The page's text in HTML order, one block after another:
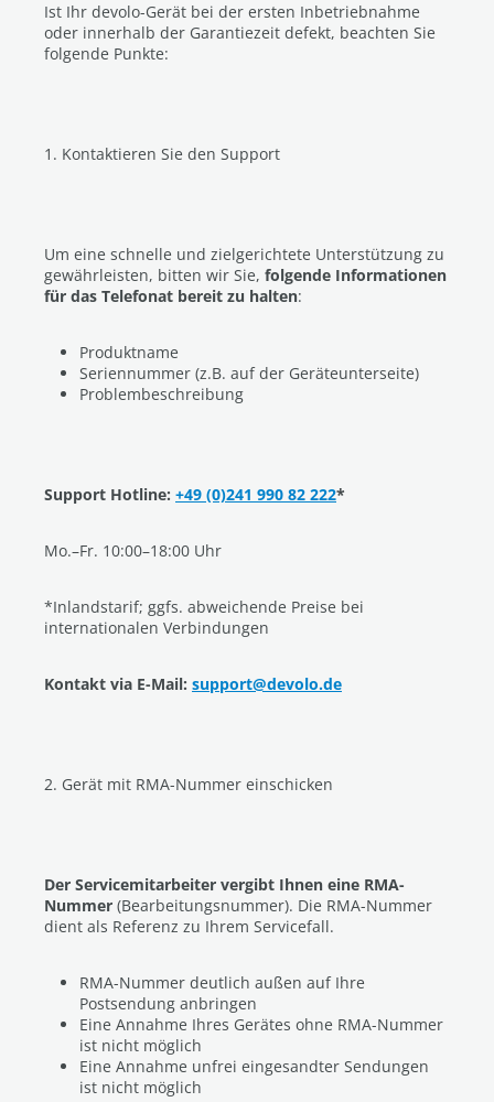
Ist Ihr devolo-Gerät bei der ersten Inbetriebnahme
oder innerhalb der Garantiezeit defekt, beachten Sie
folgende Punkte:
1. Kontaktieren Sie den Support
Um eine schnelle und zielgerichtete Unterstützung zu
gewährleisten, bitten wir Sie, folgende Informationen
für das Telefonat bereit zu halten:
Produktname
Seriennummer (z.B. auf der Geräteunterseite)
Problembeschreibung
Support Hotline: +49 (0)241 990 82 222*
Mo.–Fr. 10:00–18:00 Uhr
*Inlandstarif; ggfs. abweichende Preise bei
internationalen Verbindungen
Kontakt via E-Mail: support@devolo.de
2. Gerät mit RMA-Nummer einschicken
Der Servicemitarbeiter vergibt Ihnen eine RMA-
Nummer (Bearbeitungsnummer). Die RMA-Nummer
dient als Referenz zu Ihrem Servicefall.
RMA-Nummer deutlich außen auf Ihre
Postsendung anbringen
Eine Annahme Ihres Gerätes ohne RMA-Nummer
ist nicht möglich
Eine Annahme unfrei eingesandter Sendungen
ist nicht möglich